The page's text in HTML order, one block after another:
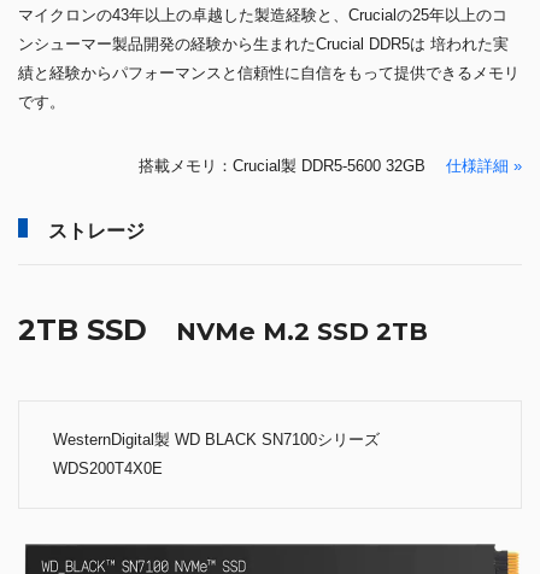
マイクロンの43年以上の卓越した製造経験と、Crucialの25年以上のコ
ンシューマー製品開発の経験から生まれたCrucial DDR5は 培われた実
績と経験からパフォーマンスと信頼性に自信をもって提供できるメモリ
です。
搭載メモリ：Crucial製 DDR5-5600 32GB 仕様詳細 »
ストレージ
2TB SSD NVMe M.2 SSD 2TB
WesternDigital製 WD BLACK SN7100シリーズ
WDS200T4X0E